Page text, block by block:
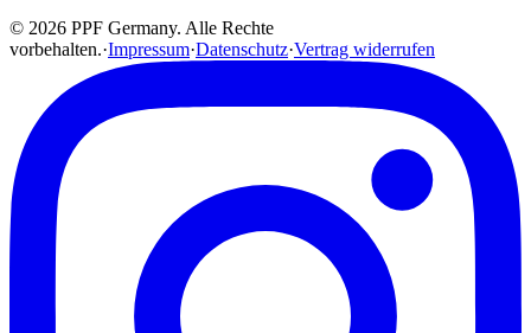
© 2026 PPF Germany. Alle Rechte
vorbehalten.·Impressum·Datenschutz·Vertrag widerrufen